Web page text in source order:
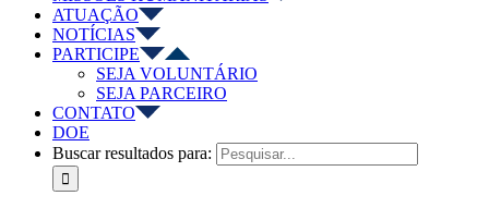
ATUAÇÃO
NOTÍCIAS
PARTICIPE
SEJA VOLUNTÁRIO
SEJA PARCEIRO
CONTATO
DOE
Buscar resultados para: